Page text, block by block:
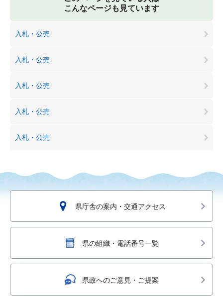
こんなページも見ています
入札・公売
入札・公売
入札・公売
入札・公売
入札・公売
県庁舎の案内・交通アクセス
県の組織・電話番号一覧
県政へのご意見・ご提案